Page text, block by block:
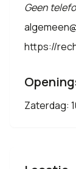
Geen
https://
Zaterdag: